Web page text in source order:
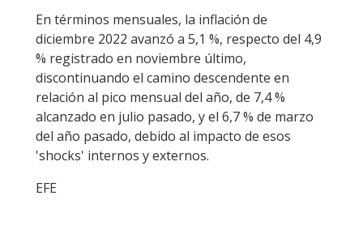
En términos mensuales, la inflación de
diciembre 2022 avanzó a 5,1 %, respecto del 4,9
% registrado en noviembre último,
discontinuando el camino descendente en
relación al pico mensual del año, de 7,4 %
alcanzado en julio pasado, y el 6,7 % de marzo
del año pasado, debido al impacto de esos
'shocks' internos y externos.
EFE